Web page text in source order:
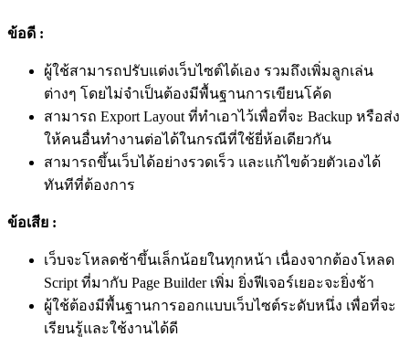
ข้อดี :
ผู้ใช้สามารถปรับแต่งเว็บไซต์ได้เอง รวมถึงเพิ่มลูกเล่น
ต่างๆ โดยไม่จำเป็นต้องมีพื้นฐานการเขียนโค้ด
สามารถ Export Layout ที่ทำเอาไว้เพื่อที่จะ Backup หรือส่ง
ให้คนอื่นทำงานต่อได้ในกรณีที่ใช้ยี่ห้อเดียวกัน
สามารถขึ้นเว็บได้อย่างรวดเร็ว และแก้ไขด้วยตัวเองได้
ทันทีที่ต้องการ
ข้อเสีย :
เว็บจะโหลดช้าขึ้นเล็กน้อยในทุกหน้า เนื่องจากต้องโหลด
Script ที่มากับ Page Builder เพิ่ม ยิ่งฟีเจอร์เยอะจะยิ่งช้า
ผู้ใช้ต้องมีพื้นฐานการออกแบบเว็บไซต์ระดับหนึ่ง เพื่อที่จะ
เรียนรู้และใช้งานได้ดี